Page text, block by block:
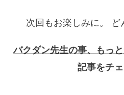
次回もお楽しみに。 ど
バクダン先生の事、もっ
記事をチ